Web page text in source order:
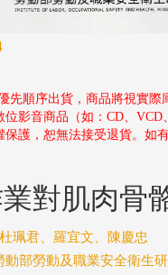
先順序出貨，商品將視實際
位影音商品（如：CD、VCD
保護，恕無法接受退貨。如
對肌肉骨
杜珮君、羅宜文、陳慶忠
動部勞動及職業安全衛生